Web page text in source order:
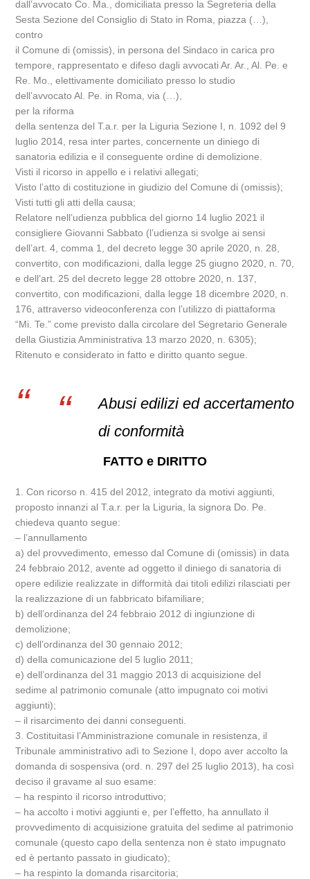
dall’avvocato Co. Ma., domiciliata presso la Segreteria della
Sesta Sezione del Consiglio di Stato in Roma, piazza (…),
contro
il Comune di (omissis), in persona del Sindaco in carica pro
tempore, rappresentato e difeso dagli avvocati Ar. Ar., Al. Pe. e
Re. Mo., elettivamente domiciliato presso lo studio
dell’avvocato Al. Pe. in Roma, via (…),
per la riforma
della sentenza del T.a.r. per la Liguria Sezione I, n. 1092 del 9
luglio 2014, resa inter partes, concernente un diniego di
sanatoria edilizia e il conseguente ordine di demolizione.
Visti il ricorso in appello e i relativi allegati;
Visto l’atto di costituzione in giudizio del Comune di (omissis);
Visti tutti gli atti della causa;
Relatore nell’udienza pubblica del giorno 14 luglio 2021 il
consigliere Giovanni Sabbato (l’udienza si svolge ai sensi
dell’art. 4, comma 1, del decreto legge 30 aprile 2020, n. 28,
convertito, con modificazioni, dalla legge 25 giugno 2020, n. 70,
e dell’art. 25 del decreto legge 28 ottobre 2020, n. 137,
convertito, con modificazioni, dalla legge 18 dicembre 2020, n.
176, attraverso videoconferenza con l’utilizzo di piattaforma
“Mi. Te.” come previsto dalla circolare del Segretario Generale
della Giustizia Amministrativa 13 marzo 2020, n. 6305);
Ritenuto e considerato in fatto e diritto quanto segue.
Abusi edilizi ed accertamento
di conformità
FATTO e DIRITTO
1. Con ricorso n. 415 del 2012, integrato da motivi aggiunti,
proposto innanzi al T.a.r. per la Liguria, la signora Do. Pe.
chiedeva quanto segue:
– l’annullamento
a) del provvedimento, emesso dal Comune di (omissis) in data
24 febbraio 2012, avente ad oggetto il diniego di sanatoria di
opere edilizie realizzate in difformità dai titoli edilizi rilasciati per
la realizzazione di un fabbricato bifamiliare;
b) dell’ordinanza del 24 febbraio 2012 di ingiunzione di
demolizione;
c) dell’ordinanza del 30 gennaio 2012;
d) della comunicazione del 5 luglio 2011;
e) dell’ordinanza del 31 maggio 2013 di acquisizione del
sedime al patrimonio comunale (atto impugnato coi motivi
aggiunti);
– il risarcimento dei danni conseguenti.
3. Costituitasi l’Amministrazione comunale in resistenza, il
Tribunale amministrativo adì to Sezione I, dopo aver accolto la
domanda di sospensiva (ord. n. 297 del 25 luglio 2013), ha così
deciso il gravame al suo esame:
– ha respinto il ricorso introduttivo;
– ha accolto i motivi aggiunti e, per l’effetto, ha annullato il
provvedimento di acquisizione gratuita del sedime al patrimonio
comunale (questo capo della sentenza non è stato impugnato
ed è pertanto passato in giudicato);
– ha respinto la domanda risarcitoria;